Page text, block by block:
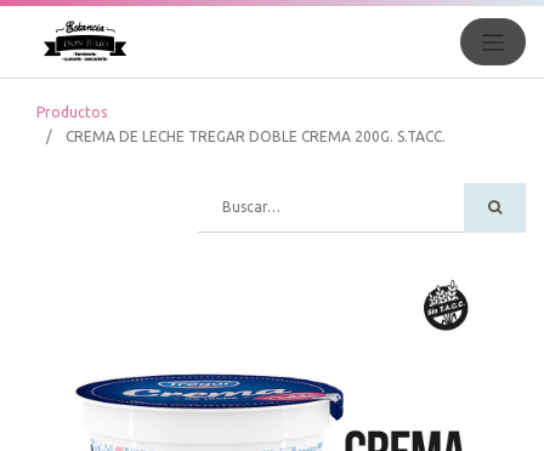
Productos
CREMA DE LECHE TREGAR DOBLE CREMA 200G. S.TACC.